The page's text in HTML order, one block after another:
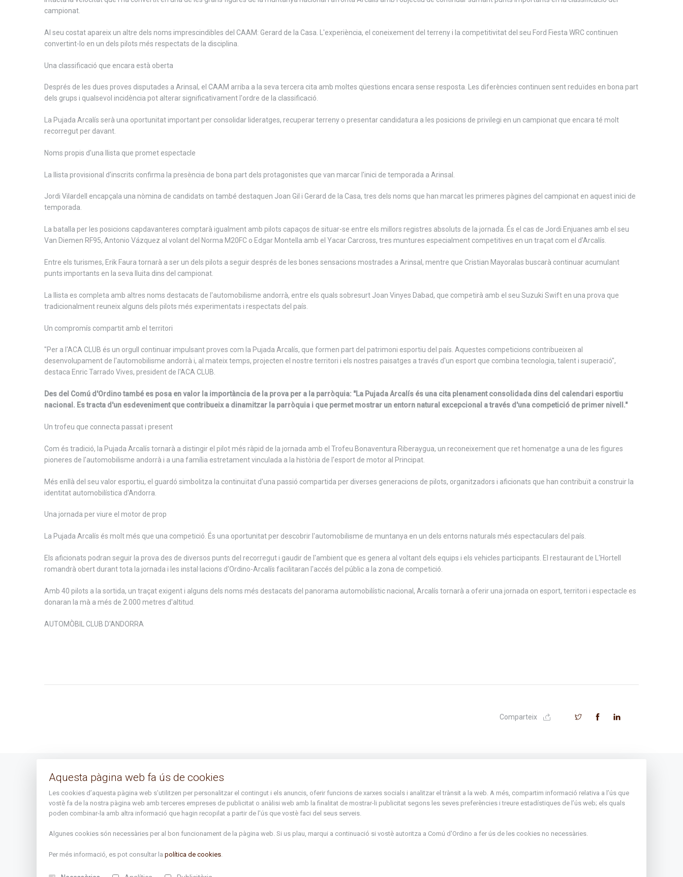
campionat.
Al seu costat apareix un altre dels noms imprescindibles del CAAM: Gerard de la Casa. L'experiència, el coneixement del terreny i la competitivitat del seu Ford Fiesta WRC continuen
convertint-lo en un dels pilots més respectats de la disciplina.
Una classificació que encara està oberta
Després de les dues proves disputades a Arinsal, el CAAM arriba a la seva tercera cita amb moltes qüestions encara sense resposta. Les diferències continuen sent reduïdes en bona part
dels grups i qualsevol incidència pot alterar significativament l'ordre de la classificació.
La Pujada Arcalís serà una oportunitat important per consolidar lideratges, recuperar terreny o presentar candidatura a les posicions de privilegi en un campionat que encara té molt
recorregut per davant.
Noms propis d'una llista que promet espectacle
La llista provisional d'inscrits confirma la presència de bona part dels protagonistes que van marcar l'inici de temporada a Arinsal.
Jordi Vilardell encapçala una nòmina de candidats on també destaquen Joan Gil i Gerard de la Casa, tres dels noms que han marcat les primeres pàgines del campionat en aquest inici de
temporada.
La batalla per les posicions capdavanteres comptarà igualment amb pilots capaços de situar-se entre els millors registres absoluts de la jornada. És el cas de Jordi Enjuanes amb el seu
Van Diemen RF95, Antonio Vázquez al volant del Norma M20FC o Edgar Montella amb el Yacar Carcross, tres muntures especialment competitives en un traçat com el d'Arcalís.
Entre els turismes, Erik Faura tornarà a ser un dels pilots a seguir després de les bones sensacions mostrades a Arinsal, mentre que Cristian Mayoralas buscarà continuar acumulant
punts importants en la seva lluita dins del campionat.
La llista es completa amb altres noms destacats de l'automobilisme andorrà, entre els quals sobresurt Joan Vinyes Dabad, que competirà amb el seu Suzuki Swift en una prova que
tradicionalment reuneix alguns dels pilots més experimentats i respectats del país.
Un compromís compartit amb el territori
"Per a l'ACA CLUB és un orgull continuar impulsant proves com la Pujada Arcalís, que formen part del patrimoni esportiu del país. Aquestes competicions contribueixen al
desenvolupament de l'automobilisme andorrà i, al mateix temps, projecten el nostre territori i els nostres paisatges a través d'un esport que combina tecnologia, talent i superació",
destaca Enric Tarrado Vives, president de l'ACA CLUB.
Des del Comú d'Ordino també es posa en valor la importància de la prova per a la parròquia: "La Pujada Arcalís és una cita plenament consolidada dins del calendari esportiu
nacional. Es tracta d'un esdeveniment que contribueix a dinamitzar la parròquia i que permet mostrar un entorn natural excepcional a través d'una competició de primer nivell."
Un trofeu que connecta passat i present
Com és tradició, la Pujada Arcalís tornarà a distingir el pilot més ràpid de la jornada amb el Trofeu Bonaventura Riberaygua, un reconeixement que ret homenatge a una de les figures
pioneres de l'automobilisme andorrà i a una família estretament vinculada a la història de l'esport de motor al Principat.
Més enllà del seu valor esportiu, el guardó simbolitza la continuïtat d'una passió compartida per diverses generacions de pilots, organitzadors i aficionats que han contribuït a construir la
identitat automobilística d'Andorra.
Una jornada per viure el motor de prop
La Pujada Arcalís és molt més que una competició. És una oportunitat per descobrir l'automobilisme de muntanya en un dels entorns naturals més espectaculars del país.
Els aficionats podran seguir la prova des de diversos punts del recorregut i gaudir de l'ambient que es genera al voltant dels equips i els vehicles participants. El restaurant de L'Hortell
romandrà obert durant tota la jornada i les instal·lacions d'Ordino-Arcalís facilitaran l'accés del públic a la zona de competició.
Amb 40 pilots a la sortida, un traçat exigent i alguns dels noms més destacats del panorama automobilístic nacional, Arcalís tornarà a oferir una jornada on esport, territori i espectacle es
donaran la mà a més de 2.000 metres d'altitud.
AUTOMÒBIL CLUB D'ANDORRA
Comparteix
Avís legal
Mapa del lloc atenciociutadana@ordino.ad
De Dl. a Dv. : de 8 a 16h (els divendres a partir de l'1
Rep tota l'actualitat del Comú
d'Ordino en el teu correu
Subscriu-te
Aquesta pàgina web fa ús de cookies
Les cookies d’aquesta pàgina web s’utilitzen per personalitzar el contingut i els anuncis, oferir funcions de xarxes socials i analitzar el trànsit a la web. A més, compartim informació relativa a l’ús que
vostè fa de la nostra pàgina web amb terceres empreses de publicitat o anàlisi web amb la finalitat de mostrar-li publicitat segons les seves preferències i treure estadístiques de l’ús web; els quals
poden combinar-la amb altra informació que hagin recopilat a partir de l’ús que vostè faci del seus serveis.
Algunes cookies són necessàries per al bon funcionament de la pàgina web. Si us plau, marqui a continuació si vostè autoritza a Comú d'Ordino a fer ús de les cookies no necessàries.
Per més informació, es pot consultar la política de cookies.